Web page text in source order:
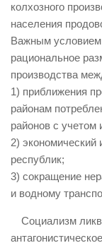
колхозного
населения
Важным условием
рациональное
производства
1) приближения
районам
районов с учетом
2)
республик;
3) сокращение
и водному
Социализм